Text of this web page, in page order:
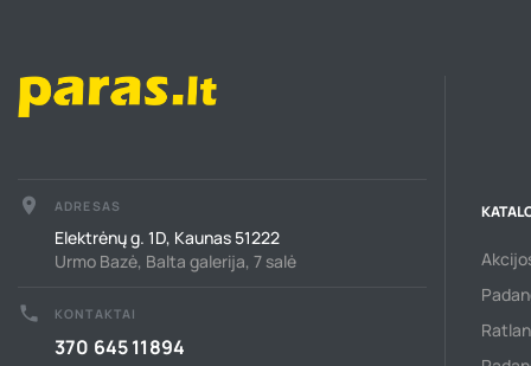
place ADRESAS
Elektrėnų g. 1D, Kaunas 51222
Urmo Bazė, Balta galerija, 7 salė
call KONTAKTAI
370 645 11894